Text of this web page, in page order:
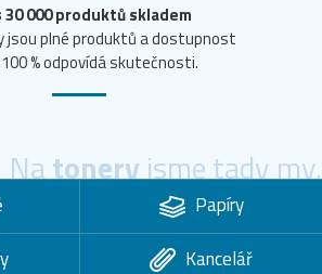
30 000 produktů skladem
jsou plné produktů a dostupnost
% odpovídá skutečnosti.
Natoneryjsme tady my.
Papíry
Kancelář